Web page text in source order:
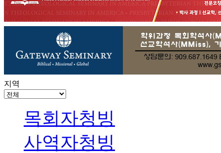
지역
목회자청빙
사역자청빙